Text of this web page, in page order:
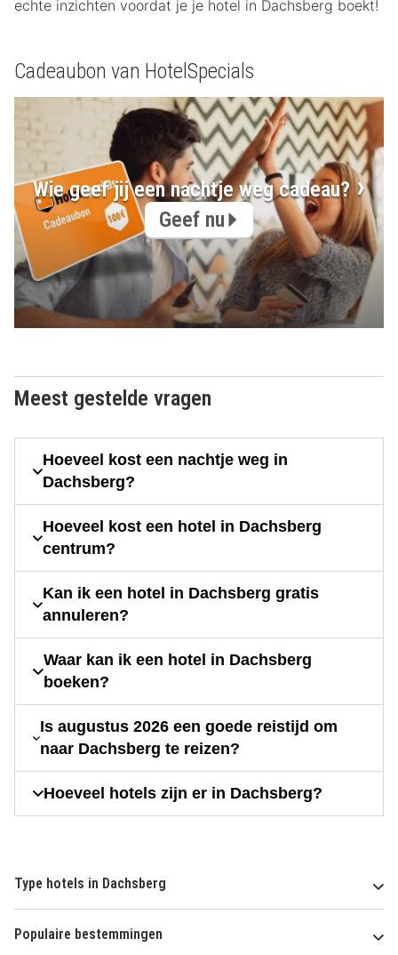
echte inzichten voordat je je hotel in Dachsberg boekt!
Cadeaubon van HotelSpecials
Wie geef jij een nachtje weg cadeau?
Geef nu
Meest gestelde vragen
Hoeveel kost een nachtje weg in
Dachsberg?
Hoeveel kost een hotel in Dachsberg
centrum?
Kan ik een hotel in Dachsberg gratis
annuleren?
Waar kan ik een hotel in Dachsberg
boeken?
Is augustus 2026 een goede reistijd om
naar Dachsberg te reizen?
Hoeveel hotels zijn er in Dachsberg?
Type hotels in Dachsberg
Populaire bestemmingen